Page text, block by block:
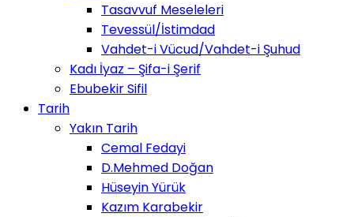
Tasavvuf Meseleleri
Tevessül/İstimdad
Vahdet-i Vücud/Vahdet-i Şuhud
Kadı İyaz – Şifa-i Şerif
Ebubekir Sifil
Tarih
Yakın Tarih
Cemal Fedayi
D.Mehmed Doğan
Hüseyin Yürük
Kazım Karabekir